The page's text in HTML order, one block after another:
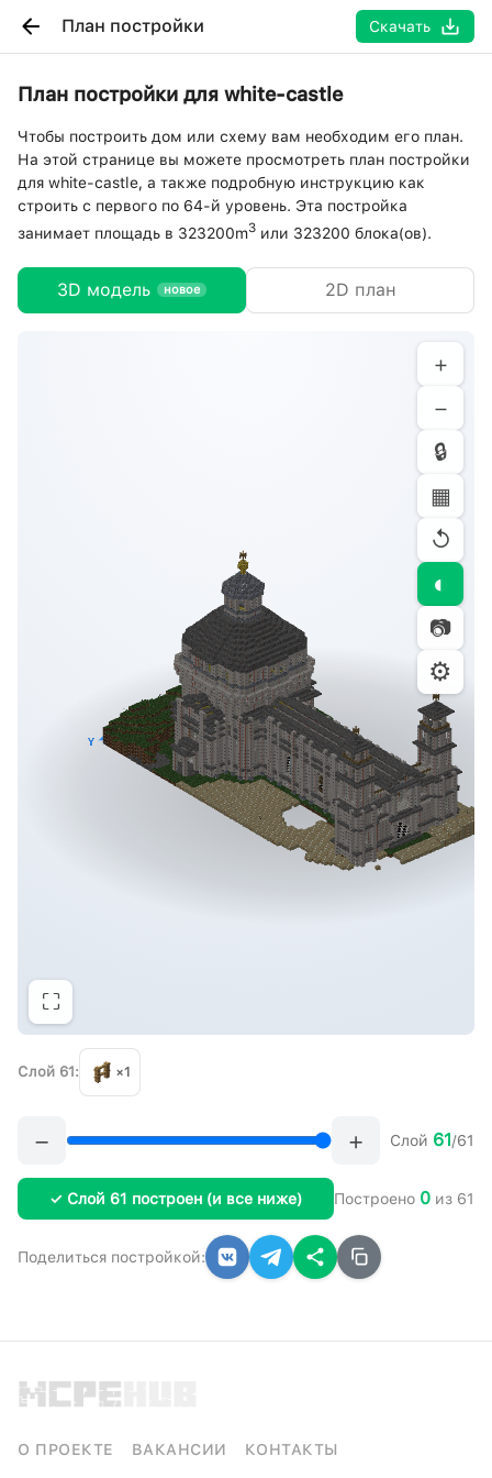
План постройки Скачать
План постройки для white-castle
Чтобы построить дом или схему вам необходим его план.
На этой странице вы можете просмотреть план постройки
для white-castle, а также подробную инструкцию как
строить с первого по 64-й уровень. Эта постройка
занимает площадь в 323200m3 или 323200 блока(ов).
3D модель новое 2D план
+
−
🔒
▦
↺
◐
📷
⚙
⛶
Слой 61: ×1
− + Слой 61/61
✓ Слой 61 построен (и все ниже) Построено 0 из 61
Поделиться постройкой:
О ПРОЕКТЕ ВАКАНСИИ КОНТАКТЫ